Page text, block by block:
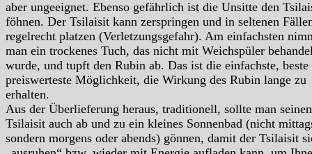
aber ungeeignet. Ebenso gefährlich ist die Unsitte den
föhnen. Der Tsilaisit kann zerspringen und in seltenen
regelrecht platzen (Verletzungsgefahr). Am einfachsten
man ein trockenes Tuch, das nicht mit Weichspüler
wurde, und tupft den Rubin ab. Das ist die einfachste, beste
preiswerteste Möglichkeit, die Wirkung des Rubin lange zu
erhalten.
Aus der Überlieferung heraus, traditionell, sollte man seinen
Tsilaisit auch ab und zu ein kleines Sonnenbad (nicht
sondern morgens oder abends) gönnen, damit der Tsilaisit